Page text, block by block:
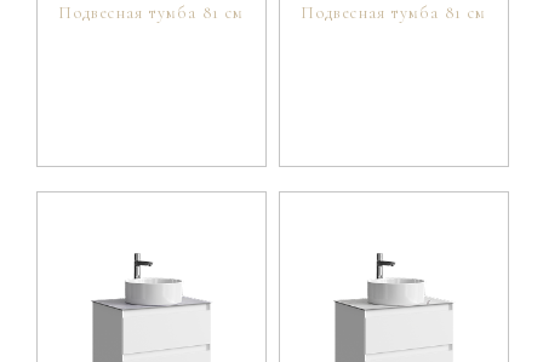
Подвесная тумба 81 см Подвесная тумба 81 см